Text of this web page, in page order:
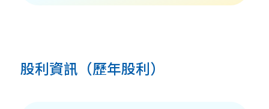
股利資訊（歷年股利）